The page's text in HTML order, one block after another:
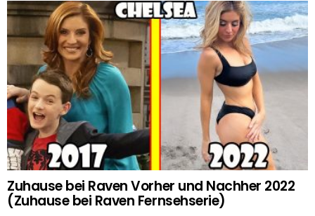
Zuhause bei Raven Vorher und Nachher 2022
(Zuhause bei Raven Fernsehserie)